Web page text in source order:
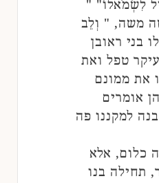
לִשְׂמֹאלוֹ" "
משה, " וְלֵב
בני ראובן
טפל ואת
את ממונם
אומרים
למקננו פה
כלום, אלא
תחילה בנו